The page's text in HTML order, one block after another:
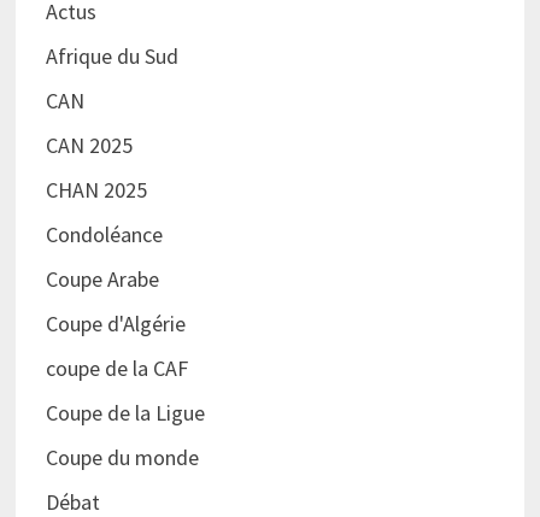
Actus
Afrique du Sud
CAN
CAN 2025
CHAN 2025
Condoléance
Coupe Arabe
Coupe d'Algérie
coupe de la CAF
Coupe de la Ligue
Coupe du monde
Débat